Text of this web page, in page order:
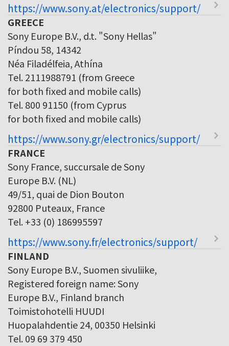
https://www.sony.at/electronics/support/
GREECE
Sony Europe B.V., d.t. "Sony Hellas"
Píndou 58, 14342
Néa Filadélfeia, Athína
Tel. 2111988791 (from Greece
for both fixed and mobile calls)
Tel. 800 91150 (from Cyprus
for both fixed and mobile calls)
https://www.sony.gr/electronics/support/
FRANCE
Sony France, succursale de Sony
Europe B.V. (NL)
49/51, quai de Dion Bouton
92800 Puteaux, France
Tel. +33 (0) 186995597
https://www.sony.fr/electronics/support/
FINLAND
Sony Europe B.V., Suomen sivuliike,
Registered foreign name: Sony
Europe B.V., Finland branch
Toimistohotelli HUUDI
Huopalahdentie 24, 00350 Helsinki
Tel. 09 69 379 450